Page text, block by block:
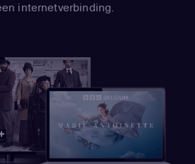
internetverbinding.